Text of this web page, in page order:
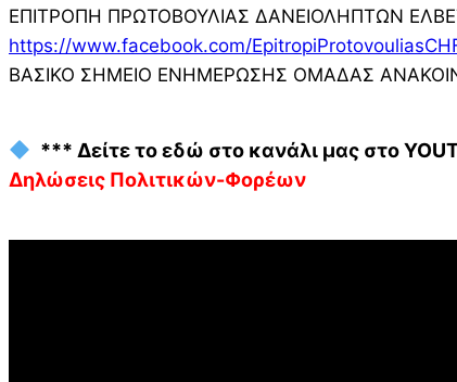
ΕΠΙΤΡΟΠΗ ΠΡΩΤΟΒΟΥΛΙΑΣ ΔΑΝΕΙΟΛΗΠΤΩΝ
https://www.facebook.com/
ΒΑΣΙΚΟ ΣΗΜΕΙΟ ΕΝΗΜΕΡΩΣΗΣ ΟΜΑΔΑΣ
*** Δείτε το εδώ στο κανάλι μας στο
Δηλώσεις Πολιτικών-Φορέων